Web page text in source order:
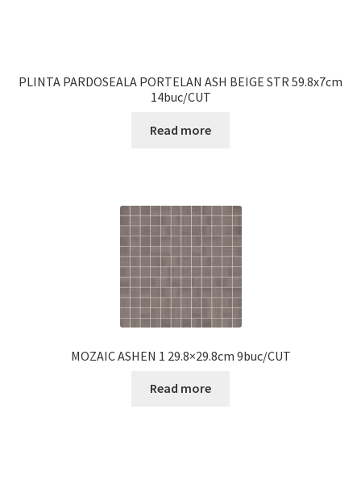
PLINTA PARDOSEALA PORTELAN ASH BEIGE STR 59.8x7cm
14buc/CUT
Read more
MOZAIC ASHEN 1 29.8×29.8cm 9buc/CUT
Read more